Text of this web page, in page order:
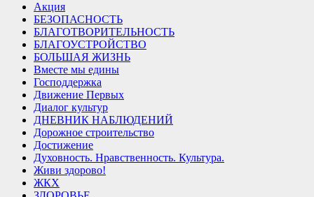
Акция
БЕЗОПАСНОСТЬ
БЛАГОТВОРИТЕЛЬНОСТЬ
БЛАГОУСТРОЙСТВО
БОЛЬШАЯ ЖИЗНЬ
Вместе мы едины
Господдержка
Движение Первых
Диалог культур
ДНЕВНИК НАБЛЮДЕНИЙ
Дорожное строительство
Достижение
Духовность. Нравственность. Культура.
Живи здорово!
ЖКХ